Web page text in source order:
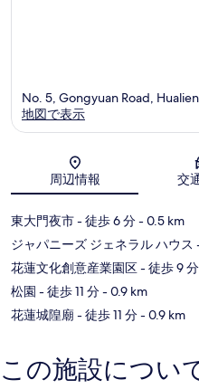
No. 5, Gongyuan Road,
地図で表示
周辺情報 交
東大門夜市- 徒歩 6 分- 0.5 km
ジャパニーズ ジェネラル ハウス
花蓮文化創意産業園区- 徒歩 9 分
松園 - 徒歩 11 分- 0.9 km
花蓮城隍廟 - 徒歩 11 分- 0.9 km
この施設につい